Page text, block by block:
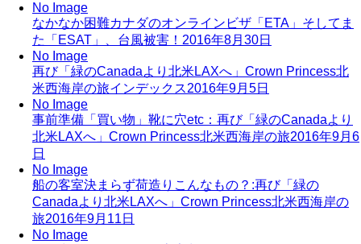
No Image
なかなか困難カナダのオンラインビザ「ETA」そしてま
た「ESAT」、台風被害！ 2016年8月30日
No Image
再び「緑のCanadaより北米LAXへ」Crown Princess北
米西海岸の旅インデックス2016年9月5日
No Image
事前準備「買い物」靴に穴etc：再び「緑のCanadaより
北米LAXへ」Crown Princess北米西海岸の旅2016年9月6
日
No Image
船の客室決まらず荷造りこんなもの？:再び「緑の
Canadaより北米LAXへ」Crown Princess北米西海岸の
旅2016年9月11日
No Image